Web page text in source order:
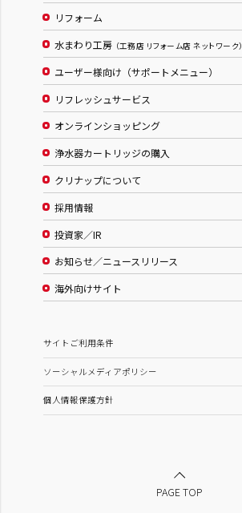
リフォーム
水まわり工房 （工務店 リフォーム店 ネットワーク）
ユーザー様向け（サポートメニュー）
リフレッシュサービス
オンラインショッピング
浄水器カートリッジの購入
クリナップについて
採用情報
投資家／IR
お知らせ／ニュースリリース
海外向けサイト
サイトご利用条件
ソーシャルメディアポリシー
個人情報保護方針
PAGE TOP